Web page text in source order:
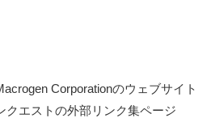
Corporationのウェブサイト
クエストの外部リンク集ページ